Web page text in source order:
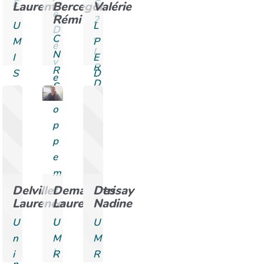
e
D
é
v
e
l
o
p
p
e
m
e
n
t
-
L
E
S
2
,
I
R
D
Laurent
U
M
I
S
O
I
R
D
U
Bercegol
Rémi
C
N
R
S
Valérie
L
P
E
D
Delville
Laurence
U
n
i
Demagistri
Laurent
U
M
R
Dessay
Nadine
U
M
R